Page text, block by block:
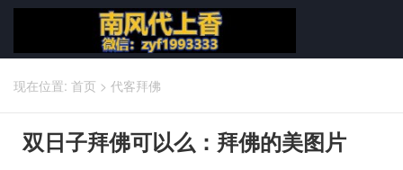
现在位置: 首页 > 代客拜佛
双日子拜佛可以么：拜佛的美图片